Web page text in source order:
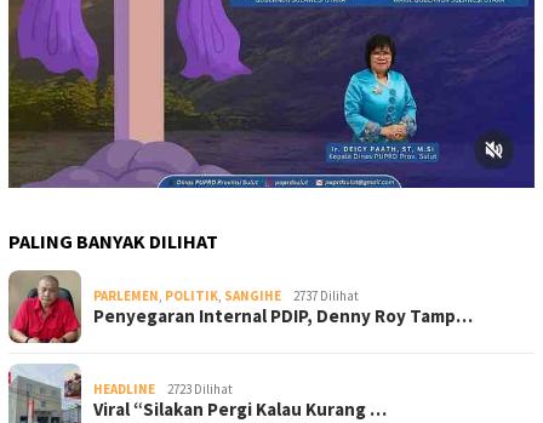
PALING BANYAK DILIHAT
PARLEMEN, POLITIK, SANGIHE 2737 Dilihat
Penyegaran Internal PDIP, Denny Roy Tamp…
HEADLINE 2723 Dilihat
Viral “Silakan Pergi Kalau Kurang …